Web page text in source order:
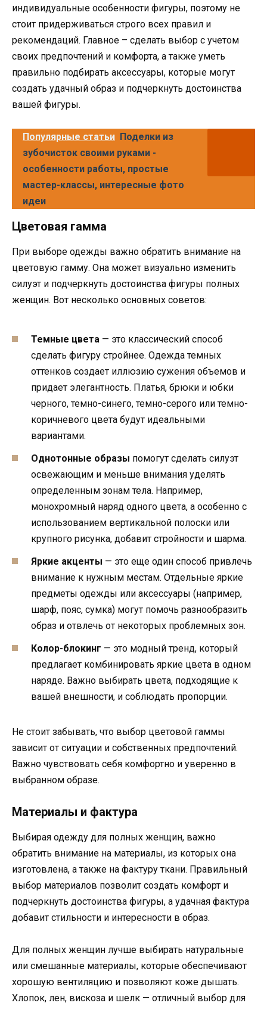
индивидуальные особенности фигуры, поэтому не
стоит придерживаться строго всех правил и
рекомендаций. Главное – сделать выбор с учетом
своих предпочтений и комфорта, а также уметь
правильно подбирать аксессуары, которые могут
создать удачный образ и подчеркнуть достоинства
вашей фигуры.
Популярные статьи Поделки из
зубочисток своими руками -
особенности работы, простые
мастер-классы, интересные фото
идеи
Цветовая гамма
При выборе одежды важно обратить внимание на
цветовую гамму. Она может визуально изменить
силуэт и подчеркнуть достоинства фигуры полных
женщин. Вот несколько основных советов:
Темные цвета — это классический способ
сделать фигуру стройнее. Одежда темных
оттенков создает иллюзию сужения объемов и
придает элегантность. Платья, брюки и юбки
черного, темно-синего, темно-серого или темно-
коричневого цвета будут идеальными
вариантами.
Однотонные образы помогут сделать силуэт
освежающим и меньше внимания уделять
определенным зонам тела. Например,
монохромный наряд одного цвета, а особенно с
использованием вертикальной полоски или
крупного рисунка, добавит стройности и шарма.
Яркие акценты — это еще один способ привлечь
внимание к нужным местам. Отдельные яркие
предметы одежды или аксессуары (например,
шарф, пояс, сумка) могут помочь разнообразить
образ и отвлечь от некоторых проблемных зон.
Колор-блокинг — это модный тренд, который
предлагает комбинировать яркие цвета в одном
наряде. Важно выбирать цвета, подходящие к
вашей внешности, и соблюдать пропорции.
Не стоит забывать, что выбор цветовой гаммы
зависит от ситуации и собственных предпочтений.
Важно чувствовать себя комфортно и уверенно в
выбранном образе.
Материалы и фактура
Выбирая одежду для полных женщин, важно
обратить внимание на материалы, из которых она
изготовлена, а также на фактуру ткани. Правильный
выбор материалов позволит создать комфорт и
подчеркнуть достоинства фигуры, а удачная фактура
добавит стильности и интересности в образ.
Для полных женщин лучше выбирать натуральные
или смешанные материалы, которые обеспечивают
хорошую вентиляцию и позволяют коже дышать.
Хлопок, лен, вискоза и шелк — отличный выбор для